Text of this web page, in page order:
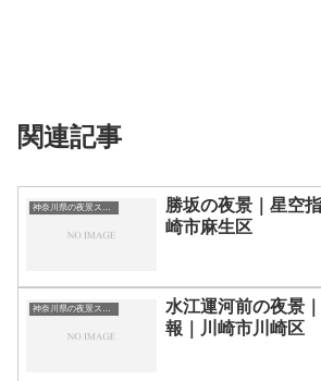
関連記事
勝坂の夜景｜星空
崎市麻生区
水江運河前の夜景
報｜川崎市川崎区